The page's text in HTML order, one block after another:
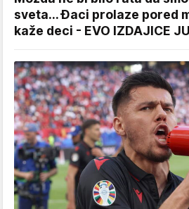
sveta... Đaci prolaze pored
kaže deci - EVO IZDAJICE